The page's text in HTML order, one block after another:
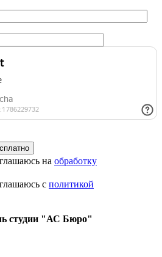
на обработку
с политикой
студии "АС Бюро"